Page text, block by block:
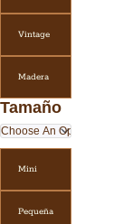
Vintage
Madera
Tamaño
Mini
Pequeña